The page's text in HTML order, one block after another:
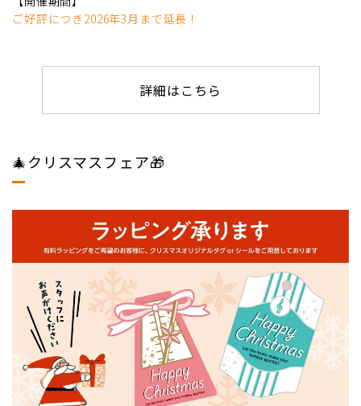
ご好評につき2026年3月まで延長！
詳細はこちら
🎄クリスマスフェア🎁